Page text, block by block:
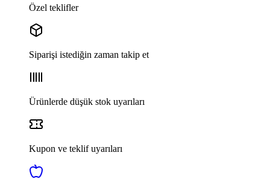
Özel teklifler
Siparişi istediğin zaman takip et
Ürünlerde düşük stok uyarıları
Kupon ve teklif uyarıları